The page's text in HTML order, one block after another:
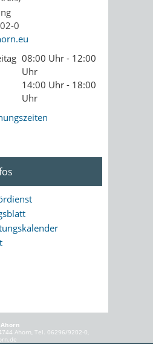
0
08:00 Uhr - 12:00
Uhr
14:00 Uhr - 18:00
Uhr
Ahorn, Tel. 06296/9202-0,